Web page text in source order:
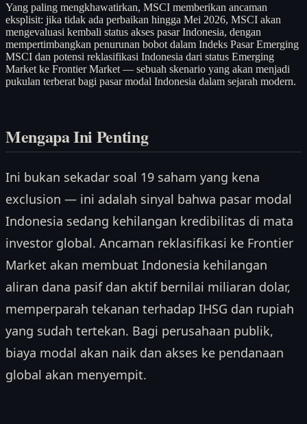
Yang paling mengkhawatirkan, MSCI memberikan ancaman
eksplisit: jika tidak ada perbaikan hingga Mei 2026, MSCI akan
mengevaluasi kembali status akses pasar Indonesia, dengan
mempertimbangkan penurunan bobot dalam Indeks Pasar Emerging
MSCI dan potensi reklasifikasi Indonesia dari status Emerging
Market ke Frontier Market — sebuah skenario yang akan menjadi
pukulan terberat bagi pasar modal Indonesia dalam sejarah modern.
Mengapa Ini Penting
Ini bukan sekadar soal 19 saham yang kena
exclusion — ini adalah sinyal bahwa pasar modal
Indonesia sedang kehilangan kredibilitas di mata
investor global. Ancaman reklasifikasi ke Frontier
Market akan membuat Indonesia kehilangan
aliran dana pasif dan aktif bernilai miliaran dolar,
memperparah tekanan terhadap IHSG dan rupiah
yang sudah tertekan. Bagi perusahaan publik,
biaya modal akan naik dan akses ke pendanaan
global akan menyempit.